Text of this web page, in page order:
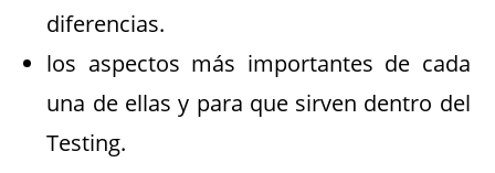
diferencias.
los aspectos más importantes de cada
una de ellas y para que sirven dentro del
Testing.